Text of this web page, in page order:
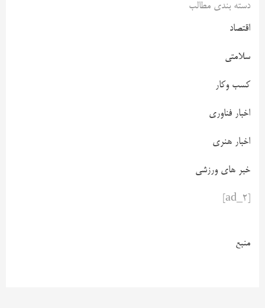
دسته بندی مطالب
اقتصاد
سلامتی
کسب وکار
اخبار فناوری
اخبار هنری
خبر های ورزشی
منبع